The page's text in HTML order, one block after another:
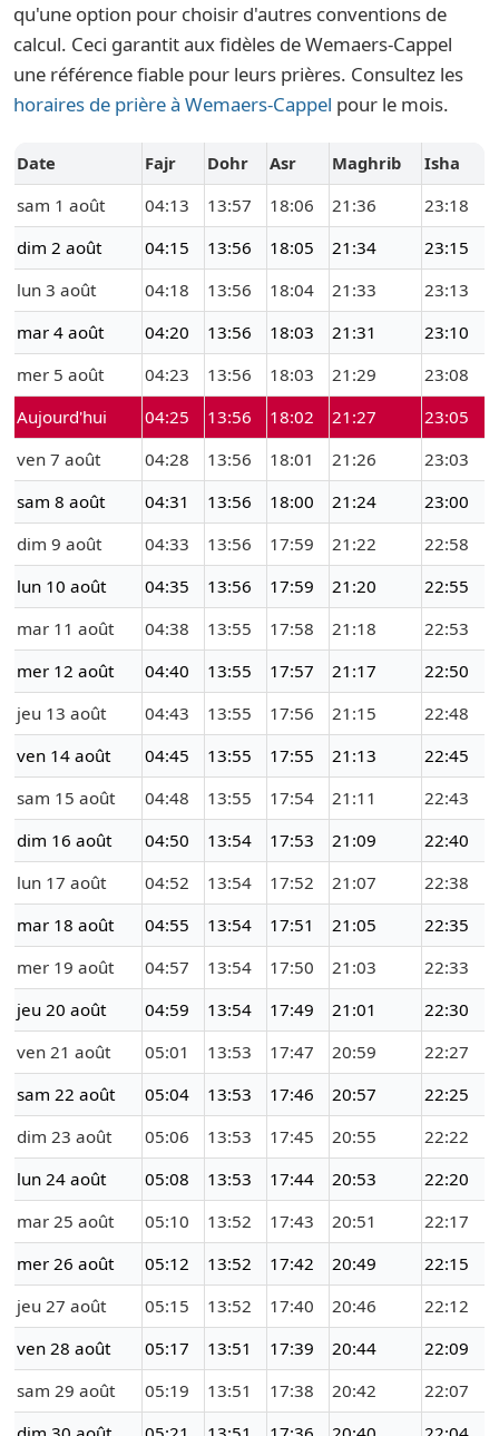
qu'une option pour choisir d'autres conventions de
calcul. Ceci garantit aux fidèles de Wemaers-Cappel
une référence fiable pour leurs prières. Consultez les
horaires de prière à Wemaers-Cappel pour le mois.
Date Fajr Dohr Asr Maghrib
Isha
sam 1 août
04:13 13:57 18:06 21:36
23:18
dim 2 août
04:15 13:56 18:05 21:34
23:15
lun 3 août
04:18 13:56 18:04 21:33
23:13
mar 4 août
04:20 13:56 18:03 21:31
23:10
mer 5 août
04:23 13:56 18:03 21:29
23:08
Aujourd'hui
04:25 13:56 18:02 21:27
23:05
ven 7 août
04:28 13:56 18:01 21:26
23:03
sam 8 août
04:31 13:56 18:00 21:24
23:00
dim 9 août
04:33 13:56 17:59 21:22
22:58
lun 10 août
04:35 13:56 17:59 21:20
22:55
mar 11 août
04:38 13:55 17:58 21:18
22:53
mer 12 août
04:40 13:55 17:57 21:17
22:50
jeu 13 août
04:43 13:55 17:56 21:15
22:48
ven 14 août
04:45 13:55 17:55 21:13
22:45
sam 15 août
04:48 13:55 17:54 21:11
22:43
dim 16 août
04:50 13:54 17:53 21:09
22:40
lun 17 août
04:52 13:54 17:52 21:07
22:38
mar 18 août
04:55 13:54 17:51 21:05
22:35
mer 19 août
04:57 13:54 17:50 21:03
22:33
jeu 20 août
04:59 13:54 17:49 21:01
22:30
ven 21 août
05:01 13:53 17:47 20:59
22:27
sam 22 août
05:04 13:53 17:46 20:57
22:25
dim 23 août
05:06 13:53 17:45 20:55
22:22
lun 24 août
05:08 13:53 17:44 20:53
22:20
mar 25 août
05:10 13:52 17:43 20:51
22:17
mer 26 août
05:12 13:52 17:42 20:49
22:15
jeu 27 août
05:15 13:52 17:40 20:46
22:12
ven 28 août
05:17 13:51 17:39 20:44
22:09
sam 29 août
05:19 13:51 17:38 20:42
22:07